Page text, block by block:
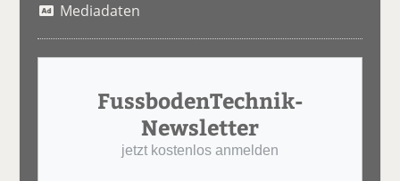
Mediadaten
FussbodenTechnik-
Newsletter
jetzt kostenlos anmelden